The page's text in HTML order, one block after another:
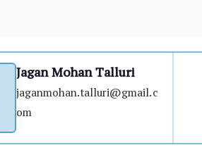
Jagan Mohan Talluri
jaganmohan.talluri@gmail.c
om